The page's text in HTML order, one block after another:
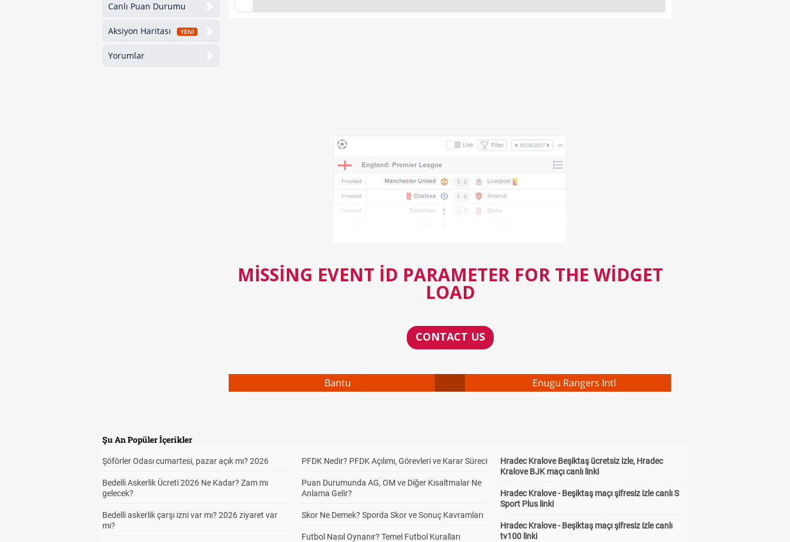
Canlı Puan Durumu
Aksiyon Haritası YENİ
Yorumlar
MISSING EVENT ID PARAMETER FOR THE WIDGET
LOAD
CONTACT US
Bantu Enugu Rangers Intl
Şu An Popüler İçerikler
Şöförler Odası cumartesi, pazar açık mı? 2026
Bedelli Askerlik Ücreti 2026 Ne Kadar? Zam mı
gelecek?
Bedelli askerlik çarşı izni var mı? 2026 ziyaret var
mı?
PFDK Nedir? PFDK Açılımı, Görevleri ve Karar Süreci
Puan Durumunda AG, OM ve Diğer Kısaltmalar Ne
Anlama Gelir?
Skor Ne Demek? Sporda Skor ve Sonuç Kavramları
Futbol Nasıl Oynanır? Temel Futbol Kuralları
Hradec Kralove Beşiktaş ücretsiz izle, Hradec
Kralove BJK maçı canlı linki
Hradec Kralove - Beşiktaş maçı şifresiz izle canlı S
Sport Plus linki
Hradec Kralove - Beşiktaş maçı şifresiz izle canlı
tv100 linki